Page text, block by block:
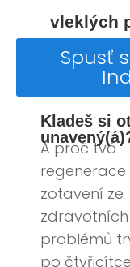
vleklých
Spusť
Kladeš si
A proč tvá
regenerace
zotavení ze
zdravotních
problémů
po čtyřicítce